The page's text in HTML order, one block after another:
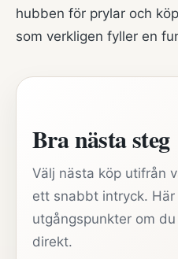
hubben för prylar och
som verkligen fyller en
Bra nästa steg
Välj nästa köp utifrån
ett snabbt intryck.
utgångspunkter om
direkt.